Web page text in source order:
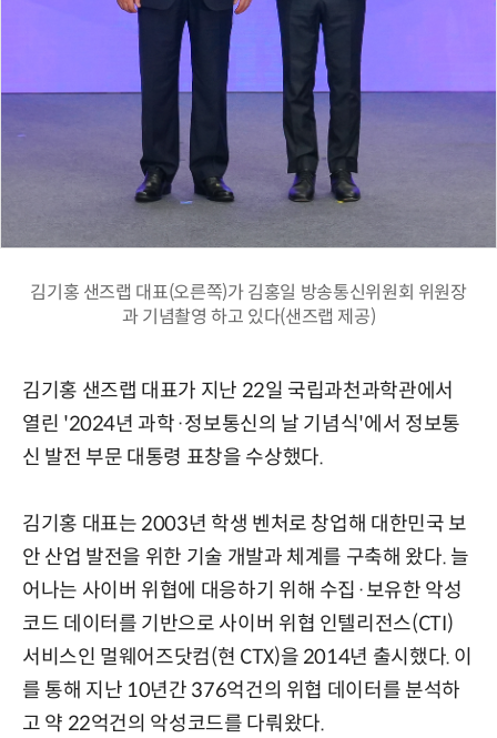
김기홍 샌즈랩 대표(오른쪽)가 김홍일 방송통신위원회 위원장
과 기념촬영 하고 있다(샌즈랩 제공)
김기홍 샌즈랩 대표가 지난 22일 국립과천과학관에서
열린 '2024년 과학·정보통신의 날 기념식'에서 정보통
신 발전 부문 대통령 표창을 수상했다.
김기홍 대표는 2003년 학생 벤처로 창업해 대한민국 보
안 산업 발전을 위한 기술 개발과 체계를 구축해 왔다. 늘
어나는 사이버 위협에 대응하기 위해 수집·보유한 악성
코드 데이터를 기반으로 사이버 위협 인텔리전스(CTI)
서비스인 멀웨어즈닷컴(현 CTX)을 2014년 출시했다. 이
를 통해 지난 10년간 376억건의 위협 데이터를 분석하
고 약 22억건의 악성코드를 다뤄왔다.